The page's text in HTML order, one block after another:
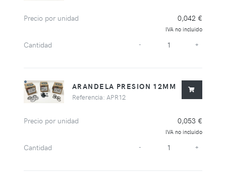
Precio por unidad 0,042 €
IVA no incluido
Cantidad - +
ARANDELA PRESION 12MM
Referencia: APR12
Precio por unidad 0,053 €
IVA no incluido
Cantidad - +